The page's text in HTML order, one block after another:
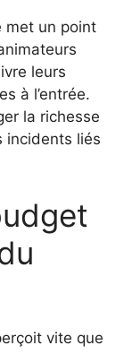
met un point
leurs
à l’entrée.
la richesse
incidents liés
vite que